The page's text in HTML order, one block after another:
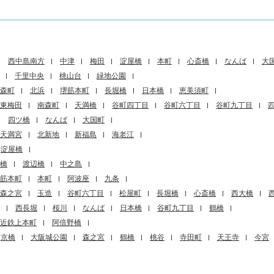
西中島南方 中津 梅田 淀屋橋 本町 心斎橋 なんば
大
千里中央
桃山台
緑地公園
町
北浜 堺筋本町 長堀橋 日本橋
恵美須町
東梅田
南森町 天満橋 谷町四丁目 谷町六丁目 谷町九丁目
四ツ橋
なんば
大国町
満宮
北新地 新福島
海老江
淀屋橋
渡辺橋
中之島
本町
本町 阿波座
九条
森之宮
玉造 谷町六丁目 松屋町 長堀橋 心斎橋 西大橋
西長堀
桜川 なんば 日本橋 谷町九丁目
鶴橋
近鉄上本町
阿倍野橋
京橋
大阪城公園 森之宮 鶴橋 桃谷 寺田町 天王寺 今宮